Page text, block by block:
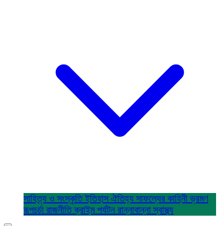
সাহিত্য ও সংস্কৃতিইতিহাস ঐতিহ্য সাফল্যের কাহিনীভ্রমণ
রূপচর্চা রাজনীতিক্রাইম পর্যটন রান্নাবান্নাস্বাস্থ্য